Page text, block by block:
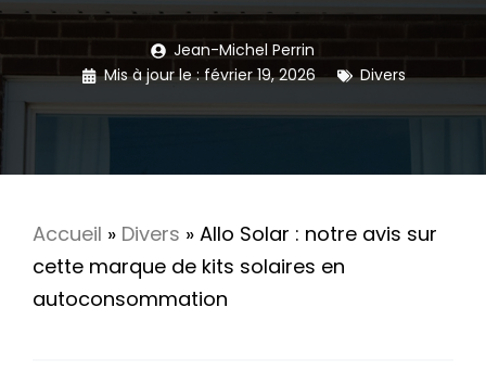
Jean-Michel Perrin
Mis à jour le :février 19, 2026 Divers
Accueil » Divers » Allo Solar : notre avis sur
cette marque de kits solaires en
autoconsommation